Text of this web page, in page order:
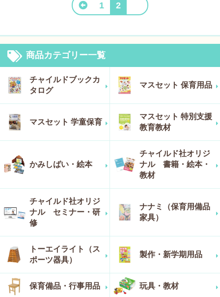
1 2
商品カテゴリー一覧
チャイルドブックカ
タログ
マスセット 保育用品
マスセット 学童保育
マスセット 特別支援
教育教材
かみしばい・絵本
チャイルド社オリジ
ナル 書籍・絵本・
教材
チャイルド社オリジ
ナル セミナー・研
修
ナナミ（保育用備品
家具）
トーエイライト（ス
ポーツ器具）
製作・新学期用品
保育備品・行事用品 玩具・教材